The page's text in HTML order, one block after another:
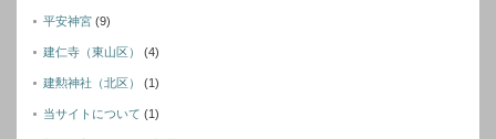
平安神宮 (9)
建仁寺（東山区） (4)
建勲神社（北区） (1)
当サイトについて (1)